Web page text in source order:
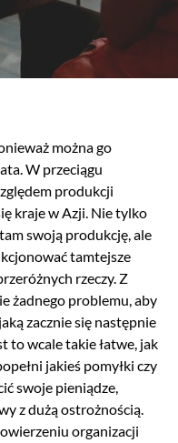
można go
W przeciągu
produkcji
kraje w Azji. Nie tylko
swoją produkcję, ale
tamtejsze
rzeczy. Z
żadnego problemu, aby
zacznie się następnie
to wcale takie łatwe, jak
jakieś pomyłki czy
swoje pieniądze,
z dużą ostrożnością.
organizacji